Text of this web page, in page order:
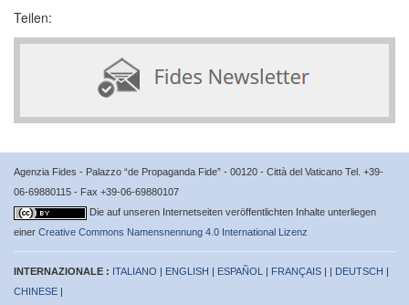
Teilen:
Agenzia Fides - Palazzo “de Propaganda Fide” - 00120 - Città del Vaticano Tel. +39-
06-69880115 - Fax +39-06-69880107
Die auf unseren Internetseiten veröffentlichten Inhalte unterliegen
einer Creative Commons Namensnennung 4.0 International Lizenz
INTERNAZIONALE : ITALIANO | ENGLISH | ESPAÑOL | FRANÇAIS | | DEUTSCH |
CHINESE |